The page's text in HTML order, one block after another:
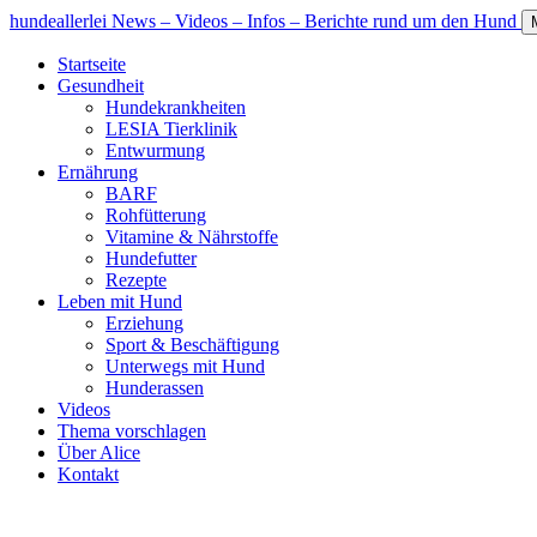
hundeallerlei News – Videos – Infos – Berichte rund um den Hund
Startseite
Gesundheit
Hundekrankheiten
LESIA Tierklinik
Entwurmung
Ernährung
BARF
Rohfütterung
Vitamine & Nährstoffe
Hundefutter
Rezepte
Leben mit Hund
Erziehung
Sport & Beschäftigung
Unterwegs mit Hund
Hunderassen
Videos
Thema vorschlagen
Über Alice
Kontakt